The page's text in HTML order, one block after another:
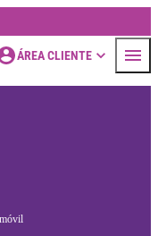
ÁREA CLIENTE